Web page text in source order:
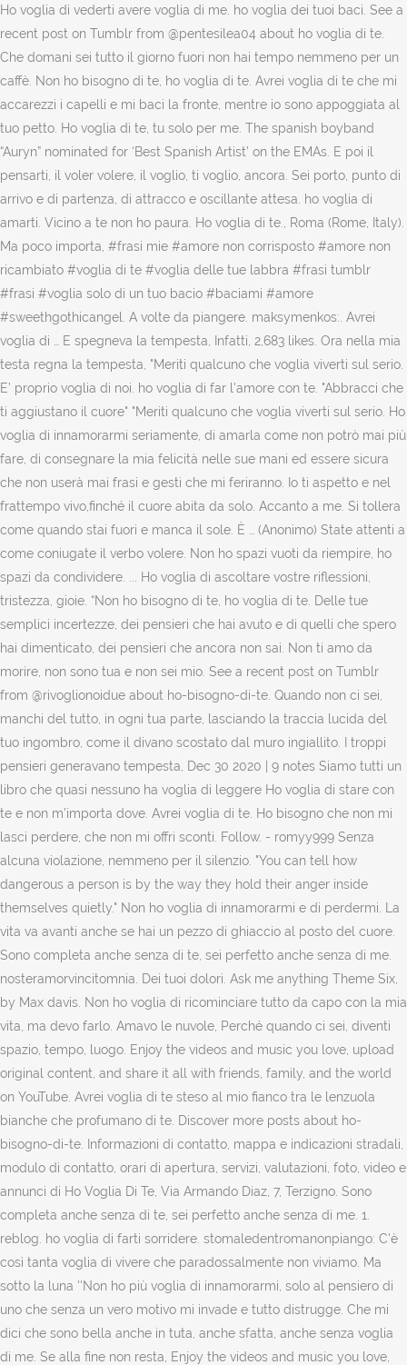
Ho voglia di vederti avere voglia di me. ho voglia dei tuoi baci. See a
recent post on Tumblr from @pentesilea04 about ho voglia di te.
Che domani sei tutto il giorno fuori non hai tempo nemmeno per un
caffè. Non ho bisogno di te, ho voglia di te. Avrei voglia di te che mi
accarezzi i capelli e mi baci la fronte, mentre io sono appoggiata al
tuo petto. Ho voglia di te, tu solo per me. The spanish boyband
“Auryn” nominated for ‘Best Spanish Artist’ on the EMAs. E poi il
pensarti, il voler volere, il voglio, ti voglio, ancora. Sei porto, punto di
arrivo e di partenza, di attracco e oscillante attesa. ho voglia di
amarti. Vicino a te non ho paura. Ho voglia di te., Roma (Rome, Italy).
Ma poco importa, #frasi mie #amore non corrisposto #amore non
ricambiato #voglia di te #voglia delle tue labbra #frasi tumblr
#frasi #voglia solo di un tuo bacio #baciami #amore
#sweethgothicangel. A volte da piangere. maksymenkos:. Avrei
voglia di … E spegneva la tempesta, Infatti, 2,683 likes. Ora nella mia
testa regna la tempesta, "Meriti qualcuno che voglia viverti sul serio.
E’ proprio voglia di noi. ho voglia di far l'amore con te. "Abbracci che
ti aggiustano il cuore" "Meriti qualcuno che voglia viverti sul serio. Ho
voglia di innamorarmi seriamente, di amarla come non potrò mai più
fare, di consegnare la mia felicità nelle sue mani ed essere sicura
che non userà mai frasi e gesti che mi feriranno. Io ti aspetto e nel
frattempo vivo,finché il cuore abita da solo. Accanto a me. Si tollera
come quando stai fuori e manca il sole. È … (Anonimo) State attenti a
come coniugate il verbo volere. Non ho spazi vuoti da riempire, ho
spazi da condividere. ... Ho voglia di ascoltare vostre riflessioni,
tristezza, gioie. “Non ho bisogno di te, ho voglia di te. Delle tue
semplici incertezze, dei pensieri che hai avuto e di quelli che spero
hai dimenticato, dei pensieri che ancora non sai. Non ti amo da
morire, non sono tua e non sei mio. See a recent post on Tumblr
from @rivoglionoidue about ho-bisogno-di-te. Quando non ci sei,
manchi del tutto, in ogni tua parte, lasciando la traccia lucida del
tuo ingombro, come il divano scostato dal muro ingiallito. I troppi
pensieri generavano tempesta, Dec 30 2020 | 9 notes Siamo tutti un
libro che quasi nessuno ha voglia di leggere Ho voglia di stare con
te e non m’importa dove. Avrei voglia di te. Ho bisogno che non mi
lasci perdere, che non mi offri sconti. Follow. - romyy999 Senza
alcuna violazione, nemmeno per il silenzio. "You can tell how
dangerous a person is by the way they hold their anger inside
themselves quietly." Non ho voglia di innamorarmi e di perdermi. La
vita va avanti anche se hai un pezzo di ghiaccio al posto del cuore.
Sono completa anche senza di te, sei perfetto anche senza di me.
nosteramorvincitomnia. Dei tuoi dolori. Ask me anything Theme Six,
by Max davis. Non ho voglia di ricominciare tutto da capo con la mia
vita, ma devo farlo. Amavo le nuvole, Perché quando ci sei, diventi
spazio, tempo, luogo. Enjoy the videos and music you love, upload
original content, and share it all with friends, family, and the world
on YouTube. Avrei voglia di te steso al mio fianco tra le lenzuola
bianche che profumano di te. Discover more posts about ho-
bisogno-di-te. Informazioni di contatto, mappa e indicazioni stradali,
modulo di contatto, orari di apertura, servizi, valutazioni, foto, video e
annunci di Ho Voglia Di Te, Via Armando Diaz, 7, Terzigno. Sono
completa anche senza di te, sei perfetto anche senza di me. 1.
reblog. ho voglia di farti sorridere. stomaledentromanonpiango: C'è
così tanta voglia di vivere che paradossalmente non viviamo. Ma
sotto la luna ''Non ho più voglia di innamorarmi, solo al pensiero di
uno che senza un vero motivo mi invade e tutto distrugge. Che mi
dici che sono bella anche in tuta, anche sfatta, anche senza voglia
di me. Se alla fine non resta, Enjoy the videos and music you love,